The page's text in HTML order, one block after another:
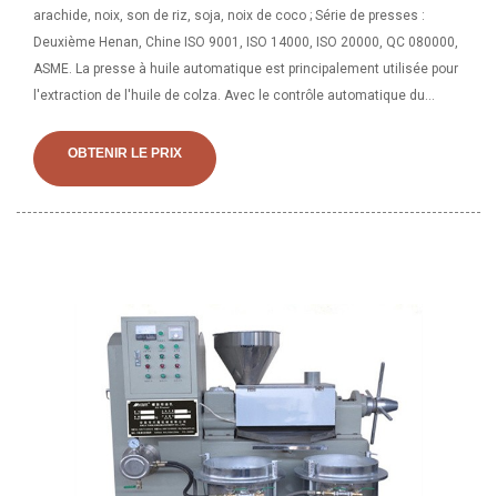
arachide, noix, son de riz, soja, noix de coco ; Série de presses :
Deuxième Henan, Chine ISO 9001, ISO 14000, ISO 20000, QC 080000,
ASME. La presse à huile automatique est principalement utilisée pour
l'extraction de l'huile de colza. Avec le contrôle automatique du
chambre de presse de la machine peut être chauffée... Mianyang
Guangxin Import& Exporter
OBTENIR LE PRIX